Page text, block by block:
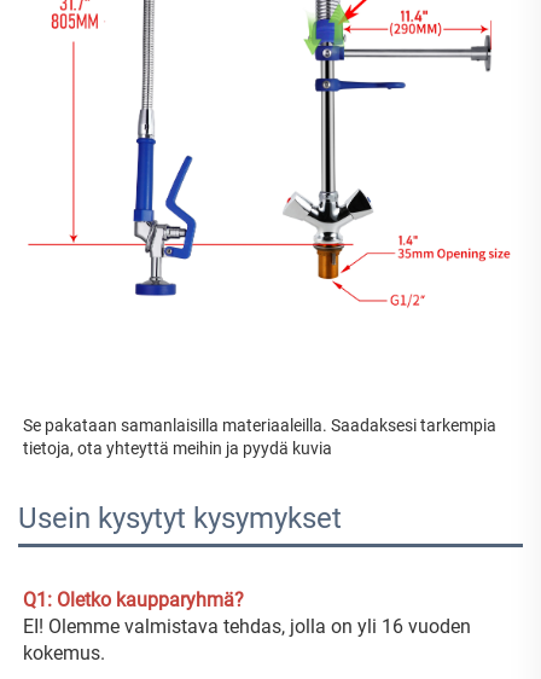
Se pakataan samanlaisilla materiaaleilla. Saadaksesi tarkempia
tietoja, ota yhteyttä meihin ja pyydä kuvia
Usein kysytyt kysymykset
Q1: Oletko kaupparyhmä?
EI! Olemme valmistava tehdas, jolla on yli 16 vuoden
kokemus.